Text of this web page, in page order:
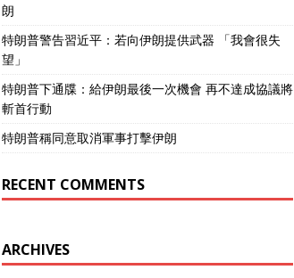
朗
特朗普警告習近平：若向伊朗提供武器 「我會很失
望」
特朗普下通牒：給伊朗最後一次機會 再不達成協議將
斬首行動
特朗普稱同意取消軍事打擊伊朗
RECENT COMMENTS
ARCHIVES